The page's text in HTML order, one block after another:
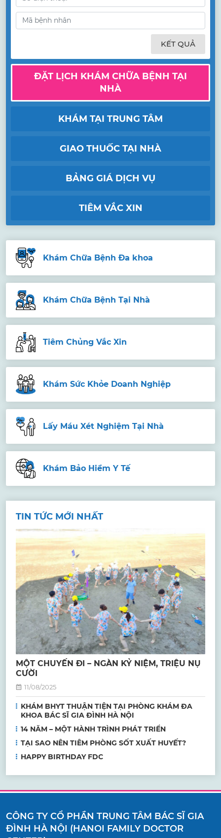
KẾT QUẢ
ĐẶT LỊCH KHÁM CHỮA BỆNH TẠI
NHÀ
KHÁM TẠI TRUNG TÂM
GIAO THUỐC TẠI NHÀ
BẢNG GIÁ DỊCH VỤ
TIÊM VẮC XIN
Khám Chữa Bệnh Đa khoa
Khám Chữa Bệnh Tại Nhà
Tiêm Chủng Vắc Xin
Khám Sức Khỏe Doanh Nghiệp
Lấy Máu Xét Nghiệm Tại Nhà
Khám Bảo Hiểm Y Tế
TIN TỨC MỚI NHẤT
MỘT CHUYẾN ĐI – NGÀN KỶ NIỆM, TRIỆU NỤ
CƯỜI
11/08/2025
KHÁM BHYT THUẬN TIỆN TẠI PHÒNG KHÁM ĐA
KHOA BÁC SĨ GIA ĐÌNH HÀ NỘI
14 NĂM – MỘT HÀNH TRÌNH PHÁT TRIỂN
TẠI SAO NÊN TIÊM PHÒNG SỐT XUẤT HUYẾT?
HAPPY BIRTHDAY FDC
CÔNG TY CỔ PHẦN TRUNG TÂM BÁC SĨ GIA
ĐÌNH HÀ NỘI (HANOI FAMILY DOCTOR